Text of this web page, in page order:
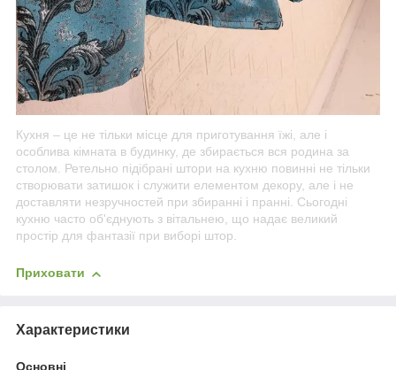
Кухня – це не тільки місце для приготування їжі, але і
особлива кімната в будинку, де збирається вся родина за
столом. Ретельно підібрані штори на кухню повинні не тільки
створювати затишок і служити елементом декору, але і не
доставляти незручностей при збиранні і пранні. Сьогодні
кухню часто об'єднують з вітальнею, що надає великий
простір для фантазії при виборі штор.
Приховати
Характеристики
Основні